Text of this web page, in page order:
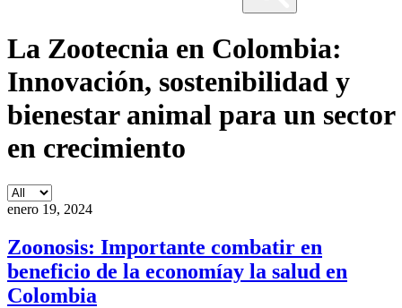
La Zootecnia en Colombia:
Innovación, sostenibilidad y
bienestar animal para un sector
en crecimiento
enero 19, 2024
Zoonosis: Importante combatir en
beneficio de la economíay la salud en
Colombia